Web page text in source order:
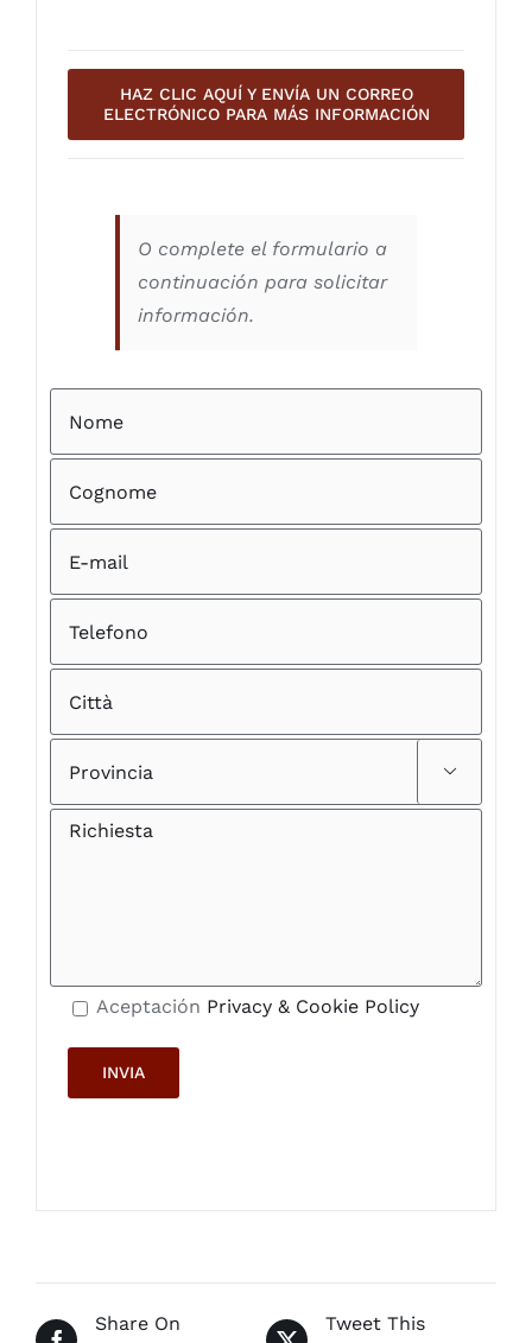
HAZ CLIC AQUÍ Y ENVÍA UN CORREO
ELECTRÓNICO PARA MÁS INFORMACIÓN
O complete el formulario a
continuación para solicitar
información.

Aceptación Privacy & Cookie Policy
Share On Tweet This